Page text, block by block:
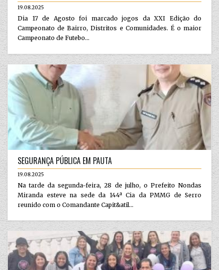
19.08.2025
Dia 17 de Agosto foi marcado jogos da XXI Edição do
Campeonato de Bairro, Distritos e Comunidades. É o maior
Campeonato de Futebo...
SEGURANÇA PÚBLICA EM PAUTA
19.08.2025
Na tarde da segunda-feira, 28 de julho, o Prefeito Nondas
Miranda esteve na sede da 144ª Cia da PMMG de Serro
reunido com o Comandante Capit&atil...